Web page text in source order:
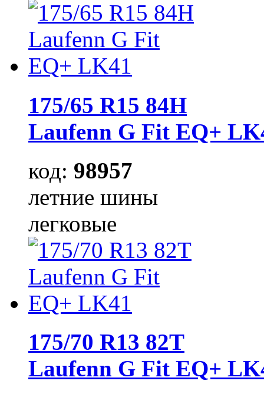
175/65 R15 84H
Laufenn G Fit EQ+
код: 98957
летние шины
легковые
175/70 R13 82T
Laufenn G Fit EQ+